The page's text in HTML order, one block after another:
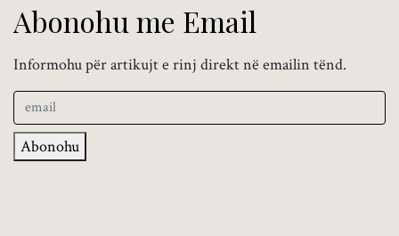
Abonohu me Email
Informohu për artikujt e rinj direkt në emailin tënd.
Abonohu